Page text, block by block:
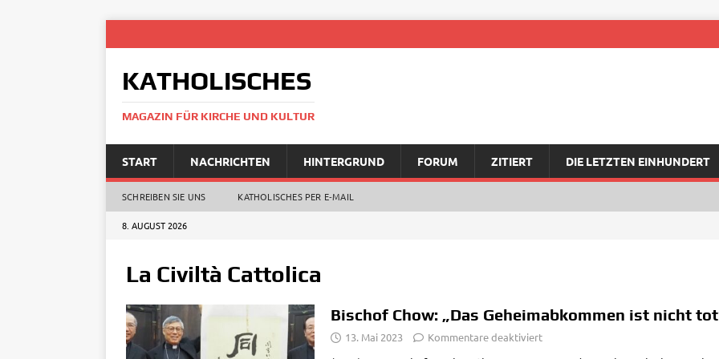
KATHOLISCHES
MAGAZIN FÜR KIRCHE UND KULTUR
START NACHRICHTEN HINTERGRUND FORUM ZITIERT DIE LETZTEN EINHUNDERT
SCHREIBEN SIE UNS KATHOLISCHES PER E‑MAIL
8. AUGUST 2026
La Civiltà Cattolica
Bischof Chow: „Das Geheimabkommen ist nicht
13. Mai 2023 Kommentare deaktiviert